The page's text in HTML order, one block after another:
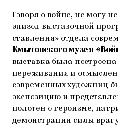
Говоря о войне, не могу
эпизод выставочной
ставлення» отдела
Кмытовского музея
выставка была
переживания и
современных художниц
экспозицию и
полотен о героизме,
демонстрации силы